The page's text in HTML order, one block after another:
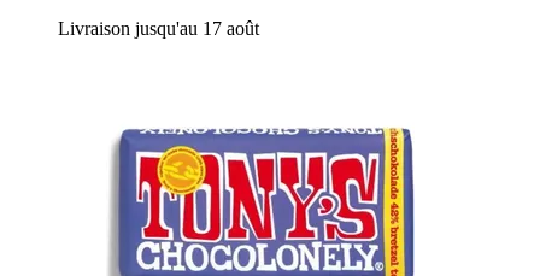
Livraison jusqu'au 17 août